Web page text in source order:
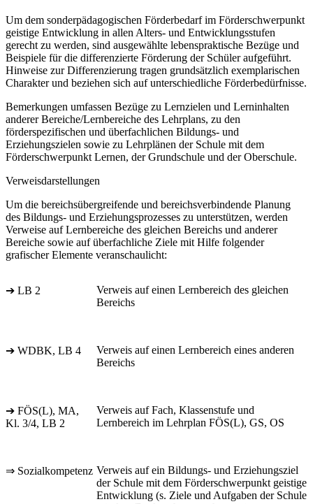
Um dem sonderpädagogischen Förderbedarf im Förderschwerpunkt
geistige Entwicklung in allen Alters- und Entwicklungsstufen
gerecht zu werden, sind ausgewählte lebenspraktische Bezüge und
Beispiele für die differenzierte Förderung der Schüler aufgeführt.
Hinweise zur Differenzierung tragen grundsätzlich exemplarischen
Charakter und beziehen sich auf unterschiedliche Förderbedürfnisse.
Bemerkungen umfassen Bezüge zu Lernzielen und Lerninhalten
anderer Bereiche/Lernbereiche des Lehrplans, zu den
förderspezifischen und überfachlichen Bildungs- und
Erziehungszielen sowie zu Lehrplänen der Schule mit dem
Förderschwerpunkt Lernen, der Grundschule und der Oberschule.
Verweisdarstellungen
Um die bereichsübergreifende und bereichsverbindende Planung
des Bildungs- und Erziehungsprozesses zu unterstützen, werden
Verweise auf Lernbereiche des gleichen Bereichs und anderer
Bereiche sowie auf überfachliche Ziele mit Hilfe folgender
grafischer Elemente veranschaulicht:
➔ LB 2
Verweis auf einen Lernbereich des gleichen
Bereichs
➔ WDBK, LB 4
Verweis auf einen Lernbereich eines anderen
Bereichs
➔ FÖS(L), MA,
Kl. 3/4, LB 2
Verweis auf Fach, Klassenstufe und
Lernbereich im Lehrplan FÖS(L), GS, OS
⇒ Sozialkompetenz Verweis auf ein Bildungs- und Erziehungsziel
der Schule mit dem Förderschwerpunkt geistige
Entwicklung (s. Ziele und Aufgaben der Schule